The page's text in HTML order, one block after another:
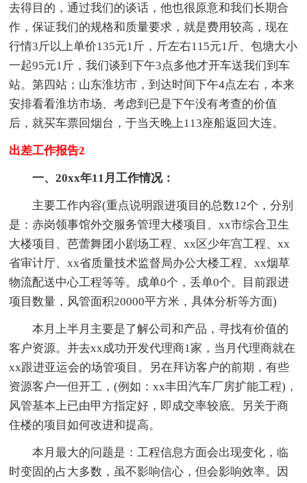
去得目的，通过我们的谈话，他也很原意和我们长期合
作，保证我们的规格和质量要求，就是费用较高，现在
行情3斤以上单价135元1斤，斤左右115元1斤、包塘大小
一起95元1斤，我们谈到下午3点多他才开车送我们到车
站。第四站；山东淮坊市，到达时间下午4点左右，本来
安排看看淮坊市场、考虑到已是下午没有考查的价值
后，就买车票回烟台，于当天晚上113座船返回大连。
出差工作报告2
一、20xx年11月工作情况：
主要工作内容(重点说明跟进项目的总数12个，分别
是：赤岗领事馆外交服务管理大楼项目、xx市综合卫生
大楼项目、芭蕾舞团小剧场工程、xx区少年宫工程、xx
省审计厅、xx省质量技术监督局办公大楼工程、xx烟草
物流配送中心工程等等。成单0个，丢单0个。目前跟进
项目数量，风管面积20000平方米，具体分析等方面)
本月上半月主要是了解公司和产品，寻找有价值的
客户资源。并去xx成功开发代理商1家，当月代理商就在
xx跟进亚运会的场管项目。另在拜访客户的前期，有些
资源客户一但开工，(例如：xx丰田汽车厂房扩能工程)，
风管基本上已由甲方指定好，即成交率较底。另关于商
住楼的项目如何改进和提高。
本月最大的问题是：工程信息方面会出现变化，临
时变固的占大多数，虽不影响信心，但会影响效率。因